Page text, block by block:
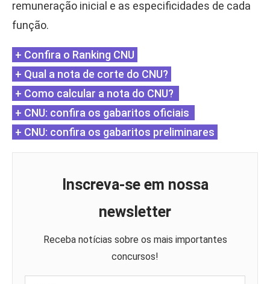
remuneração inicial e as especificidades de cada
função.
+ Confira o Ranking CNU
+ Qual a nota de corte do CNU?
+ Como calcular a nota do CNU?
+ CNU: confira os gabaritos oficiais
+ CNU: confira os gabaritos preliminares
Inscreva-se em nossa
newsletter
Receba notícias sobre os mais importantes
concursos!